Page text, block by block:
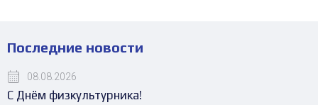
Последние новости
08.08.2026
С Днём физкультурника!